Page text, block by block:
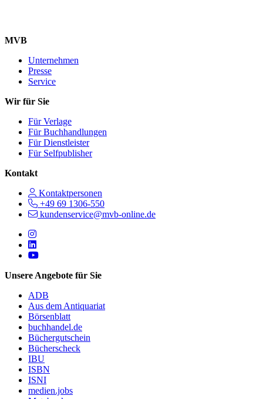
MVB
Unternehmen
Presse
Service
Wir für Sie
Für Verlage
Für Buchhandlungen
Für Dienstleister
Für Selfpublisher
Kontakt
Kontaktpersonen
+49 69 1306-550
kundenservice@mvb-online.de
Follow us on https://www.instagram.com/lifeatmvb/
Follow us on https://www.linkedin.com/company/mvbbooks
Follow us on https://www.youtube.com/@mvbbooks
Unsere Angebote für Sie
ADB
Aus dem Antiquariat
Börsenblatt
buchhandel.de
Büchergutschein
Bücherscheck
IBU
ISBN
ISNI
medien.jobs